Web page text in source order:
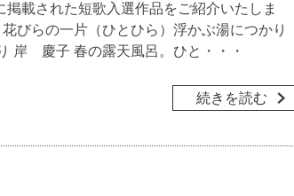
載された短歌入選作品をご紹介いたしま
びらの一片（ひとひら）浮かぶ湯につかり
岸 慶子 春の露天風呂。ひと・・・
続きを読む